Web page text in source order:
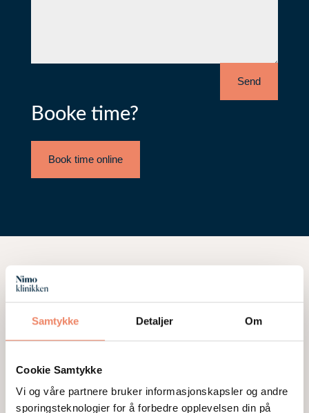
Samtykke Detaljer Om
Cookie Samtykke
Vi og våre partnere bruker informasjonskapsler og andre
sporingsteknologier for å forbedre opplevelsen din på
Send
Booke time?
Book time online
Behandlinger
ansiktet. Ofte er det lite som skal til for å
fremheve din naturlige skjønnhet.